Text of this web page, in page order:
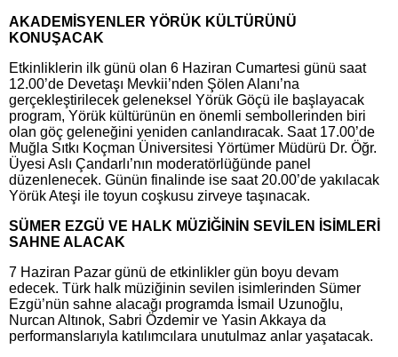
AKADEMİSYENLER YÖRÜK KÜLTÜRÜNÜ
KONUŞACAK
Etkinliklerin ilk günü olan 6 Haziran Cumartesi günü saat
12.00’de Devetaşı Mevkii’nden Şölen Alanı’na
gerçekleştirilecek geleneksel Yörük Göçü ile başlayacak
program, Yörük kültürünün en önemli sembollerinden biri
olan göç geleneğini yeniden canlandıracak. Saat 17.00’de
Muğla Sıtkı Koçman Üniversitesi Yörtümer Müdürü Dr. Öğr.
Üyesi Aslı Çandarlı’nın moderatörlüğünde panel
düzenlenecek. Günün finalinde ise saat 20.00’de yakılacak
Yörük Ateşi ile toyun coşkusu zirveye taşınacak.
SÜMER EZGÜ VE HALK MÜZİĞİNİN SEVİLEN İSİMLERİ
SAHNE ALACAK
7 Haziran Pazar günü de etkinlikler gün boyu devam
edecek. Türk halk müziğinin sevilen isimlerinden Sümer
Ezgü’nün sahne alacağı programda İsmail Uzunoğlu,
Nurcan Altınok, Sabri Özdemir ve Yasin Akkaya da
performanslarıyla katılımcılara unutulmaz anlar yaşatacak.